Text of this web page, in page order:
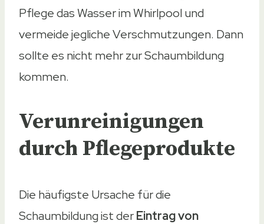
Pflege das Wasser im Whirlpool und
vermeide jegliche Verschmutzungen. Dann
sollte es nicht mehr zur Schaumbildung
kommen.
Verunreinigungen
durch Pflegeprodukte
Die häufigste Ursache für die
Schaumbildung ist derEintrag von